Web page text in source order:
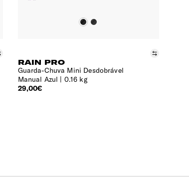
Comparar
RAIN PRO
Guarda-Chuva Mini Desdobrável
Manual Azul
0.16 kg
29,00€